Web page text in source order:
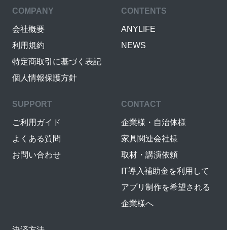
COMPANY
会社概要
利用規約
特定商取引に基づく表記
個人情報保護方針
CONTENTS
ANYLIFE
NEWS
SUPPORT
ご利用ガイド
よくある質問
お問い合わせ
CONTACT
企業様・自治体様
家具関連会社様
取材・講演依頼
IT導入補助金を利用して
アプリ制作を希望される
企業様へ